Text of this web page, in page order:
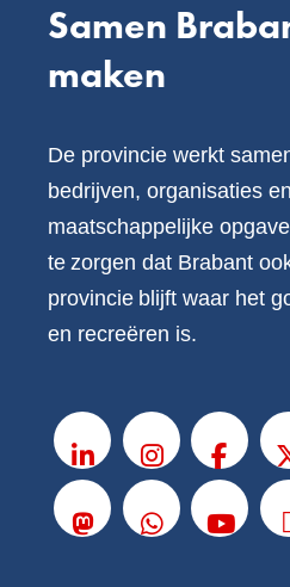
Samen
maken
De provincie werkt
bedrijven, organisaties
maatschappelijke
te zorgen dat Brabant
provincie blijft waar het
en recreëren is.
LinkedInInstagramFacebook
X